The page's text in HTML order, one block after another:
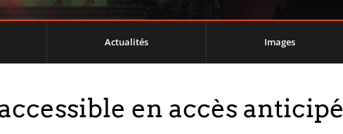
Actualités Images
en accès anticipé